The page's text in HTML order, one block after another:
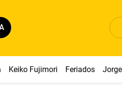
Keiko Fujimori Feriados